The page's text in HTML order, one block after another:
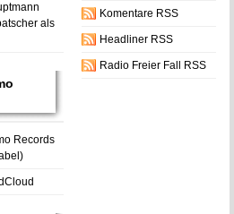
als
Records
Komentare RSS
Headliner RSS
Radio Freier Fall RSS